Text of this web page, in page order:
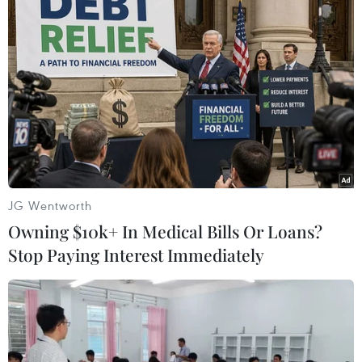
cuộc diễn tập quân sự quy mô giữa Mỹ và Hàn Quốc
đã bị ngừng hoãn vô thời hạn.
Bộ trưởng Quốc phòng Hàn Quốc-Mỹ
JG Wentworth
Owning $10k+ In Medical Bills Or Loans?
Stop Paying Interest Immediately